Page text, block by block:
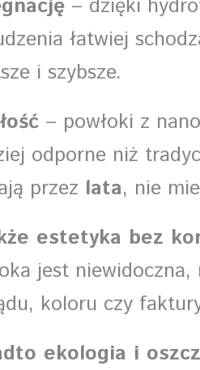
– dzięki
łatwiej
i szybsze.
– powłoki z
odporne niż
przez lata, nie
estetyka bez
jest
koloru czy
ekologia i